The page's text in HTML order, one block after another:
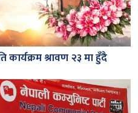
श्रावण २३ मा हुँदै